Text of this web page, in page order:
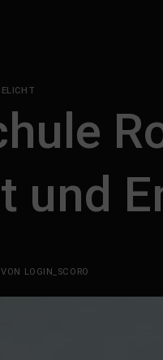
und
VON LOGIN_SCORO